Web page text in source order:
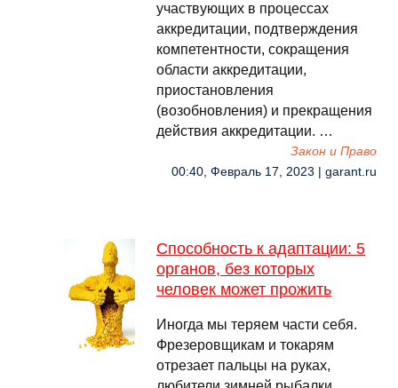
участвующих в процессах
аккредитации, подтверждения
компетентности, сокращения
области аккредитации,
приостановления
(возобновления) и прекращения
действия аккредитации. …
Закон и Право
00:40, Февраль 17, 2023 | garant.ru
Способность к адаптации: 5
органов, без которых
человек может прожить
Иногда мы теряем части себя.
Фрезеровщикам и токарям
отрезает пальцы на руках,